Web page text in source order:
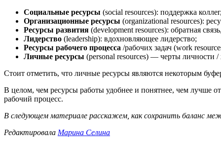
Социальные ресурсы (social resources): поддержка
Организационные ресурсы (organizational resources):
Ресурсы развития (development resources): обратная
Лидерство (leadership): вдохновляющее лидерство;
Ресурсы рабочего процесса /рабочих задач (work
Личные ресурсы (personal resources) — черты личности
Стоит отметить, что личные ресурсы являются некоторым
В целом, чем ресурсы работы удобнее и понятнее, чем лучше
рабочий процесс.
В следующем материале расскажем, как сохранить баланс
Редактировала Марина Селина